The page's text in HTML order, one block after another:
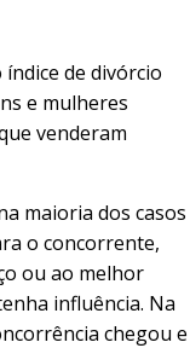
de divórcio
e mulheres
venderam
maioria dos casos
o concorrente,
ou ao melhor
influência. Na
chegou e